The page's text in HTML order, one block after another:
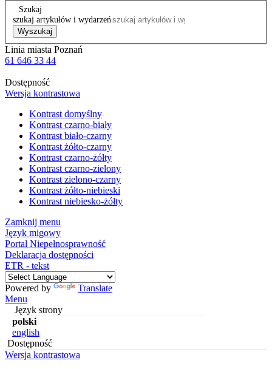
Szukaj
szukaj artykułów i wydarzeń
Wyszukaj
Linia miasta Poznań
61 646 33 44
Dostępność
Wersja kontrastowa
Kontrast domyślny
Kontrast czarno-biały
Kontrast biało-czarny
Kontrast żółto-czarny
Kontrast czarno-żółty
Kontrast czarno-zielony
Kontrast zielono-czarny
Kontrast żółto-niebieski
Kontrast niebiesko-żółty
Zamknij menu
Język migowy
Portal Niepełnosprawność
Deklaracja dostępności
ETR - tekst
Powered by
Translate
Menu
Język strony
polski
english
Dostępność
Wersja kontrastowa